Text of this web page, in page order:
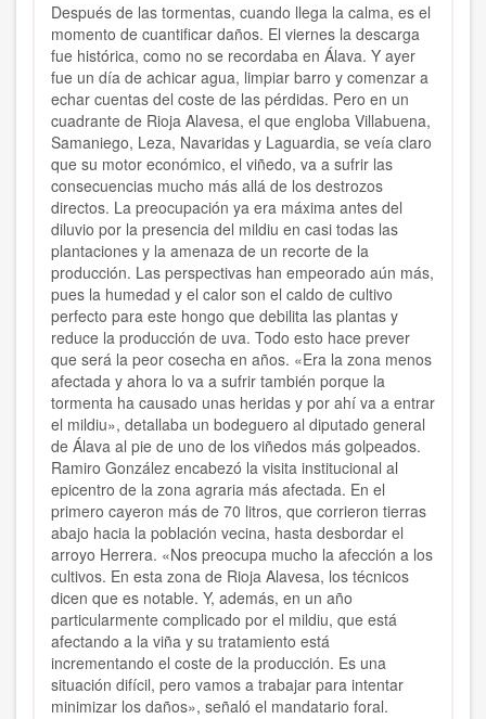
Después de las tormentas, cuando llega la calma, es el
momento de cuantificar daños. El viernes la descarga
fue histórica, como no se recordaba en Álava. Y ayer
fue un día de achicar agua, limpiar barro y comenzar a
echar cuentas del coste de las pérdidas. Pero en un
cuadrante de Rioja Alavesa, el que engloba Villabuena,
Samaniego, Leza, Navaridas y Laguardia, se veía claro
que su motor económico, el viñedo, va a sufrir las
consecuencias mucho más allá de los destrozos
directos. La preocupación ya era máxima antes del
diluvio por la presencia del mildiu en casi todas las
plantaciones y la amenaza de un recorte de la
producción. Las perspectivas han empeorado aún más,
pues la humedad y el calor son el caldo de cultivo
perfecto para este hongo que debilita las plantas y
reduce la producción de uva. Todo esto hace prever
que será la peor cosecha en años. «Era la zona menos
afectada y ahora lo va a sufrir también porque la
tormenta ha causado unas heridas y por ahí va a entrar
el mildiu», detallaba un bodeguero al diputado general
de Álava al pie de uno de los viñedos más golpeados.
Ramiro González encabezó la visita institucional al
epicentro de la zona agraria más afectada. En el
primero cayeron más de 70 litros, que corrieron tierras
abajo hacia la población vecina, hasta desbordar el
arroyo Herrera. «Nos preocupa mucho la afección a los
cultivos. En esta zona de Rioja Alavesa, los técnicos
dicen que es notable. Y, además, en un año
particularmente complicado por el mildiu, que está
afectando a la viña y su tratamiento está
incrementando el coste de la producción. Es una
situación difícil, pero vamos a trabajar para intentar
minimizar los daños», señaló el mandatario foral.